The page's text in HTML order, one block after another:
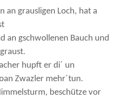
an grausligen Loch, hat a
an gschwollenen Bauch und
hupft er di´ un
Zwazler mehr´tun.
beschütze vor